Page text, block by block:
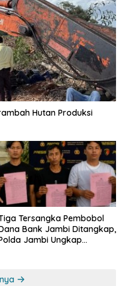
Hutan Produksi
Tersangka Pembobol
Bank Jambi Ditangkap,
Jambi Ungkap